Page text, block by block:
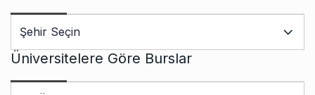
Üniversitelere Göre Burslar